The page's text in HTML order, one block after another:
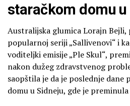
staračkom domu u
Australijska glumica Lorajn
popularnoj seriji „Sallivenovi“ i
voditeljki emisije „Ple Skul“,
nakon dužeg zdravstvenog
saopštila je da je poslednje dane
domu u Sidneju, gde je